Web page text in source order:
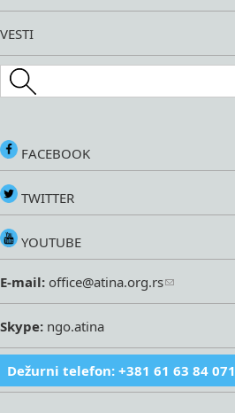
VESTI
Search this site
FACEBOOK
TWITTER
YOUTUBE
E-mail: office@atina.org.rs
Skype: ngo.atina
Dežurni telefon: +381 61 63 84 071